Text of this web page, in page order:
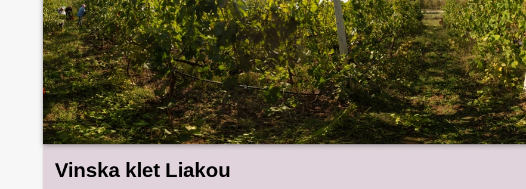
Vinska klet Liakou